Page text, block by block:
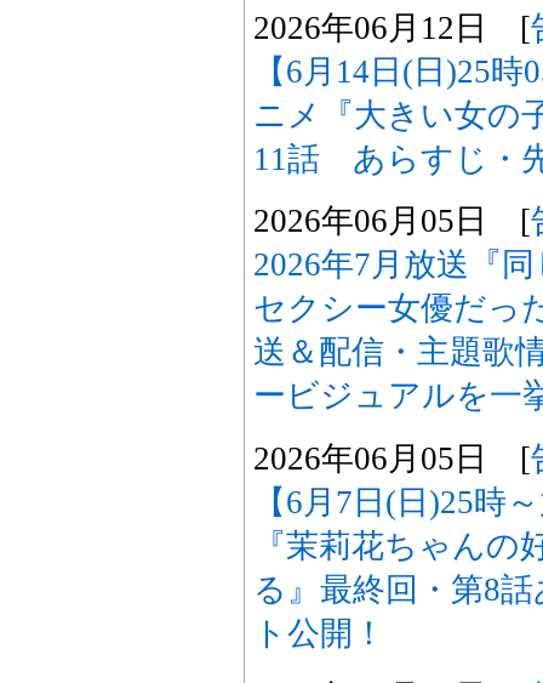
2026年06月12日 [
【6月14日(日)25
ニメ『大きい女の
11話 あらすじ・
2026年06月05日 [
2026年7月放送『
セクシー女優だっ
送＆配信・主題歌
ービジュアルを一
2026年06月05日 [
【6月7日(日)25時
『茉莉花ちゃん
る』最終回・第8
ト公開！